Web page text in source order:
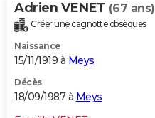
Adrien VENET (67 ans)
Créer une cagnotte obsèques
Naissance
15/11/1919 à Meys
Décès
18/09/1987 à Meys